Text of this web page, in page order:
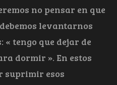
no pensar en que
levantarnos
« tengo que dejar de
dormir ». En estos
suprimir esos